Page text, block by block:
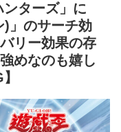
ンターズ」に
)」のサーチ効
リー効果の存
めなのも嬉し